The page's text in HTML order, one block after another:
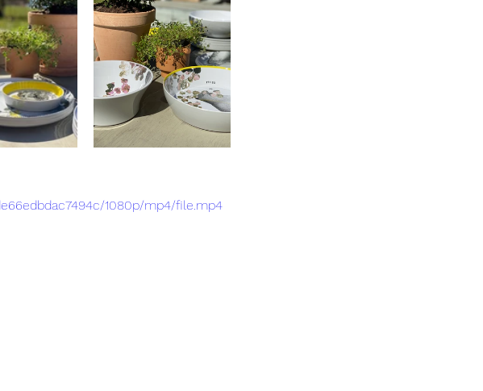
1080p/mp4/file.mp4